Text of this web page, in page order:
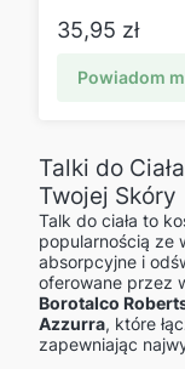
Cena
35,95 zł
Powiadom
Talki do
Twojej Skóry
Talk do ciała to
popularnością ze
absorpcyjne i
oferowane przez
Borotalco
Azzurra, które
zapewniając